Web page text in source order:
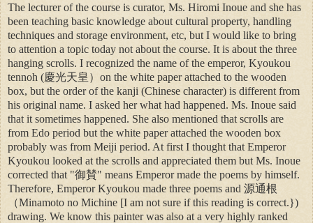
The lecturer of the course is curator, Ms. Hiromi Inoue and she has
been teaching basic knowledge about cultural property, handling
techniques and storage environment, etc, but I would like to bring
to attention a topic today not about the course. It is about the three
hanging scrolls. I recognized the name of the emperor, Kyoukou
tennoh (慶光天皇）on the white paper attached to the wooden
box, but the order of the kanji (Chinese character) is different from
his original name. I asked her what had happened. Ms. Inoue said
that it sometimes happened. She also mentioned that scrolls are
from Edo period but the white paper attached the wooden box
probably was from Meiji period. At first I thought that Emperor
Kyoukou looked at the scrolls and appreciated them but Ms. Inoue
corrected that "御賛" means Emperor made the poems by himself.
Therefore, Emperor Kyoukou made three poems and 源通根
（Minamoto no Michine [I am not sure if this reading is correct.})
drawing. We know this painter was also at a very highly ranked